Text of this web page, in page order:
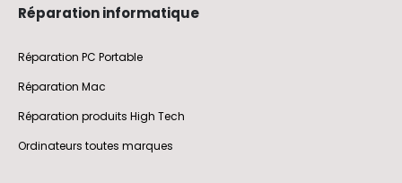
Réparation informatique
Réparation PC Portable
Réparation Mac
Réparation produits High Tech
Ordinateurs toutes marques